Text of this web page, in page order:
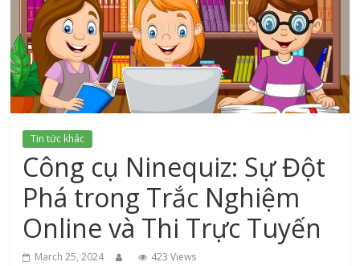
Thanh
Tin tức khác
Công cụ Ninequiz: Sự Đột
Phá trong Trắc Nghiệm
Online và Thi Trực Tuyến
March 25, 2024 423 Views